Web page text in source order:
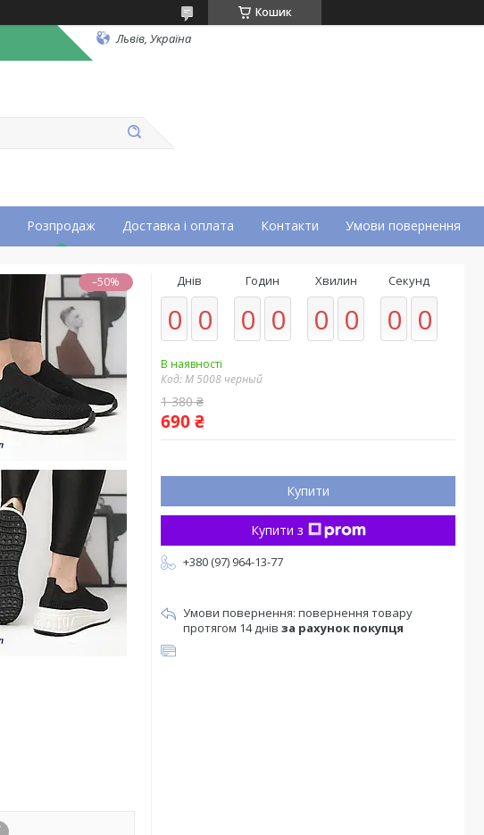
Кошик
Львів, Україна
Розпродаж Доставка і оплата Контакти Умови повернення
–50% Днів
0 0
Годин
0 0
Хвилин
0 0
Секунд
0 0
В наявності
Код:М 5008 черный
1 380 ₴
690 ₴
Купити
Купити з
+380 (97) 964-13-77
повернення товару
протягом 14 днів за рахунок покупця